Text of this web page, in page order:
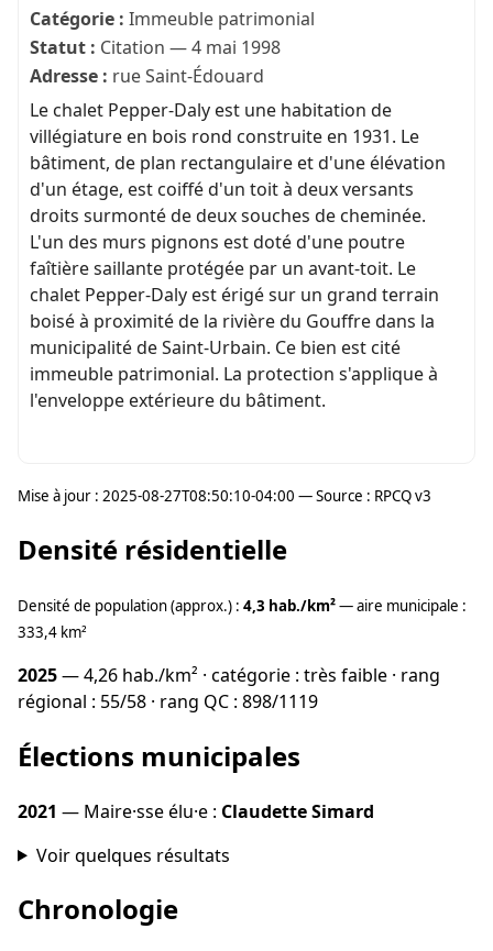
Catégorie : Immeuble patrimonial
Statut : Citation — 4 mai 1998
Adresse : rue Saint-Édouard
Le chalet Pepper-Daly est une habitation de
villégiature en bois rond construite en 1931. Le
bâtiment, de plan rectangulaire et d'une élévation
d'un étage, est coiffé d'un toit à deux versants
droits surmonté de deux souches de cheminée.
L'un des murs pignons est doté d'une poutre
faîtière saillante protégée par un avant-toit. Le
chalet Pepper-Daly est érigé sur un grand terrain
boisé à proximité de la rivière du Gouffre dans la
municipalité de Saint-Urbain. Ce bien est cité
immeuble patrimonial. La protection s'applique à
l'enveloppe extérieure du bâtiment.
Mise à jour : 2025-08-27T08:50:10-04:00 — Source : RPCQ v3
Densité résidentielle
Densité de population (approx.) : 4,3 hab./km²— aire municipale :
333,4 km²
2025— 4,26 hab./km² · catégorie : très faible · rang
régional : 55/58 · rang QC : 898/1119
Élections municipales
2021 — Maire·sse élu·e : Claudette Simard
Voir quelques résultats
Chronologie